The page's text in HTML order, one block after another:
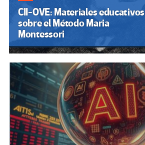
CII-OVE: Materiales educativos
sobre el Método Maria
Montessori